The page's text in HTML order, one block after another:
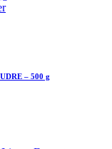
– 500 g